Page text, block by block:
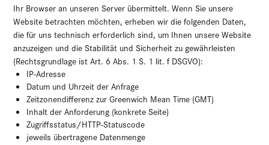
Ihr Browser an unseren Server übermittelt. Wenn Sie unsere
Website betrachten möchten, erheben wir die folgenden Daten,
die für uns technisch erforderlich sind, um Ihnen unsere Website
anzuzeigen und die Stabilität und Sicherheit zu gewährleisten
(Rechtsgrundlage ist Art. 6 Abs. 1 S. 1 lit. f DSGVO):
IP-Adresse
Datum und Uhrzeit der Anfrage
Zeitzonendifferenz zur Greenwich Mean Time (GMT)
Inhalt der Anforderung (konkrete Seite)
Zugriffsstatus/HTTP-Statuscode
jeweils übertragene Datenmenge